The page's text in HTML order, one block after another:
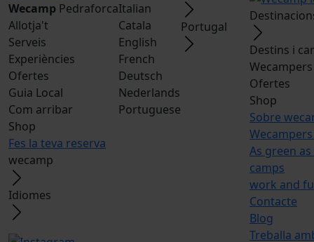
Wecamp Pedraforca
Allotja't
Serveis
Experiències
Ofertes
Guia Local
Com arribar
Shop
Fes la teva reserva
wecamp
Idiomes
Italian
Catala
English
French
Deutsch
Nederlands
Portuguese
Portugal
Destins i
Ofertes
Shop
Sobre
As green
camps
work and
Contacte
Blog
Treballa